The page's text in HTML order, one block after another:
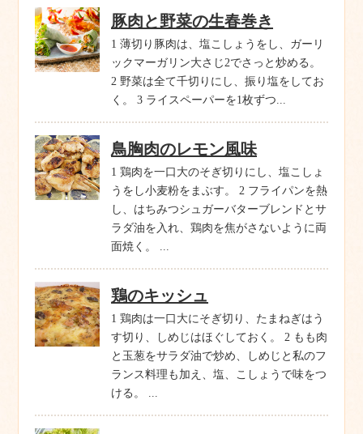
豚肉と野菜の生春巻き
1 薄切り豚肉は、塩こしょうをし、ガーリ
ックマーガリン大さじ2でさっと炒める。
2 野菜は全て千切りにし、振り塩をしてお
く。 3 ライスペーパーを1枚ずつ...
鳥胸肉のレモン風味
1 鶏肉を一口大のそぎ切りにし、塩こしょ
うをし小麦粉をまぶす。 2 フライパンを熱
し、はちみつシュガーバターブレンドとサ
ラダ油を入れ、鶏肉を焦がさないように両
面焼く。 ...
鶏のキッシュ
1 鶏肉は一口大にそぎ切り、たまねぎはう
す切り、しめじはほぐしておく。 2 もも肉
と玉葱をサラダ油で炒め、しめじと私のフ
ランス料理も加え、塩、こしょうで味をつ
ける。 ...